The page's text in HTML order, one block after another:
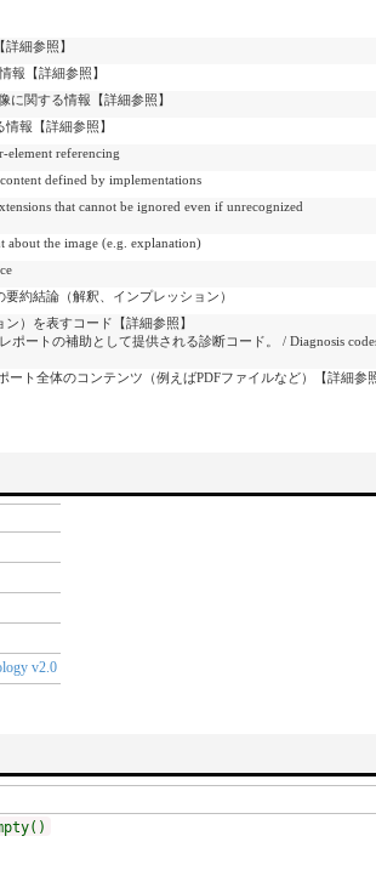
細参照】
報【詳細参照】
に関する情報【詳細参照】
報【詳細参照】
referencing
defined by implementations
that cannot be ignored even if unrecognized
the image (e.g. explanation)
約結論（解釈、インプレッション）
）を表すコード【詳細参照】
レポートの補助として提供される診断コード。 / Diagnosis
ト全体のコンテンツ（例えばPDFファイルなど）【詳細参照
v2.0